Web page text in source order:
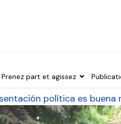
Prenez part et agissez
política es